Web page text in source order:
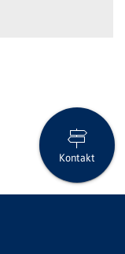
Kontakt